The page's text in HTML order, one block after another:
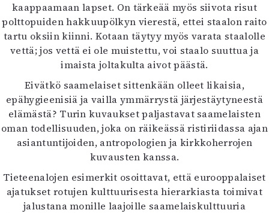
kaappaamaan lapset. On tärkeää myös siivota risut
polttopuiden hakkuupölkyn vierestä, ettei staalon raito
tartu oksiin kiinni. Kotaan täytyy myös varata staalolle
vettä; jos vettä ei ole muistettu, voi staalo suuttua ja
imaista joltakulta aivot päästä.
Eivätkö saamelaiset sittenkään olleet likaisia,
epähygieenisiä ja vailla ymmärrystä järjestäytyneestä
elämästä? Turin kuvaukset paljastavat saamelaisten
oman todellisuuden, joka on räikeässä ristiriidassa ajan
asiantuntijoiden, antropologien ja kirkkoherrojen
kuvausten kanssa.
Tieteenalojen esimerkit osoittavat, että eurooppalaiset
ajatukset rotujen kulttuurisesta hierarkiasta toimivat
jalustana monille laajoille saamelaiskulttuuria